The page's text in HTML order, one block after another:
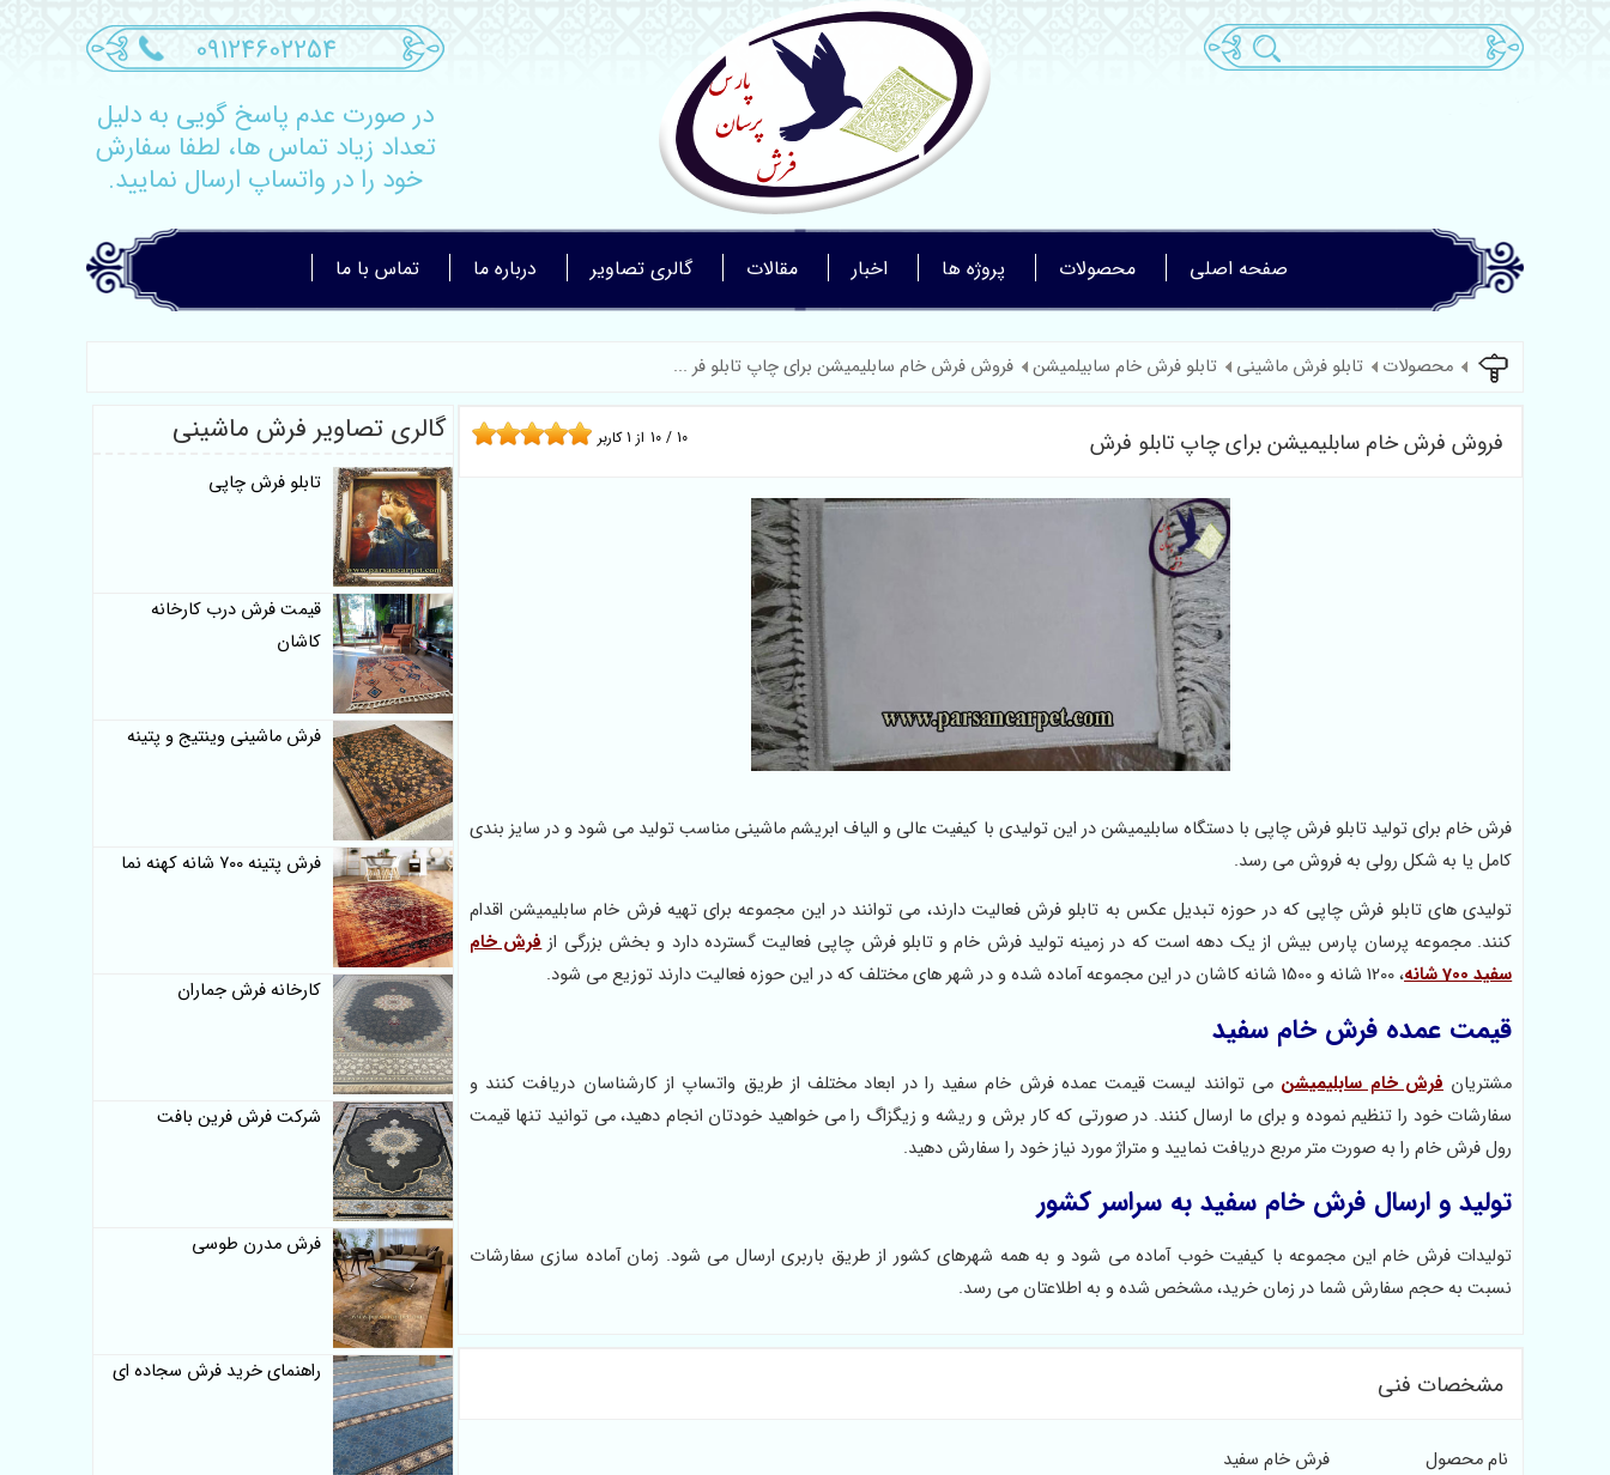
09124602254
در صورت عدم پاسخ گویی به دلیل
تعداد زیاد تماس ها، لطفا سفارش
خود را در واتساپ ارسال نمایید.
صفحه اصلی محصولات پروژه ها اخبار مقالات گالری تصاویر درباره ما تماس با ما
محصولات تابلو فرش ماشینی تابلو فرش خام سابیلمیشن فروش فرش خام سابلیمیشن برای چاپ تابلو فر ...
فروش فرش خام سابلیمیشن برای چاپ تابلو فرش 10 / 10 از 1کاربر
فرش خام برای تولید تابلو فرش چاپی با دستگاه سابلیمیشن در این تولیدی با کیفیت عالی و الیاف ابریشم ماشینی مناسب تولید می شود و در سایز بندی
کامل یا به شکل رولی به فروش می رسد.
تولیدی های تابلو فرش چاپی که در حوزه تبدیل عکس به تابلو فرش فعالیت دارند، می توانند در این مجموعه برای تهیه فرش خام سابلیمیشن اقدام
کنند. مجموعه پرسان پارس بیش از یک دهه است که در زمینه تولید فرش خام و تابلو فرش چاپی فعالیت گسترده دارد و بخش بزرگی ازفرش خام
سفید 700 شانه
، 1200 شانه و 1500 شانه کاشان در این مجموعه آماده شده و در شهر های مختلف که در این حوزه فعالیت دارند توزیع می شود.
قیمت عمده فرش خام سفید
مشتریانفرش خام سابلیمیشن می توانند لیست قیمت عمده فرش خام سفید را در ابعاد مختلف از طریق واتساپ از کارشناسان دریافت کنند و
سفارشات خود را تنظیم نموده و برای ما ارسال کنند. در صورتی که کار برش و ریشه و زیگزاگ را می خواهید خودتان انجام دهید، می توانید تنها قیمت
رول فرش خام را به صورت متر مربع دریافت نمایید و متراژ مورد نیاز خود را سفارش دهید.
تولید و ارسال فرش خام سفید به سراسر کشور
تولیدات فرش خام این مجموعه با کیفیت خوب آماده می شود و به همه شهرهای کشور از طریق باربری ارسال می شود. زمان آماده سازی سفارشات
نسبت به حجم سفارش شما در زمان خرید، مشخص شده و به اطلاعتان می رسد.
مشخصات فنی
نام محصول
فرش خام سفید
گالری تصاویر فرش ماشینی
تابلو فرش چاپی
قیمت فرش درب کارخانه
کاشان
فرش ماشینی وینتیج و پتینه
فرش پتینه 700 شانه کهنه نما
کارخانه فرش جماران
شرکت فرش فرین بافت
فرش مدرن طوسی
راهنمای خرید فرش سجاده ای